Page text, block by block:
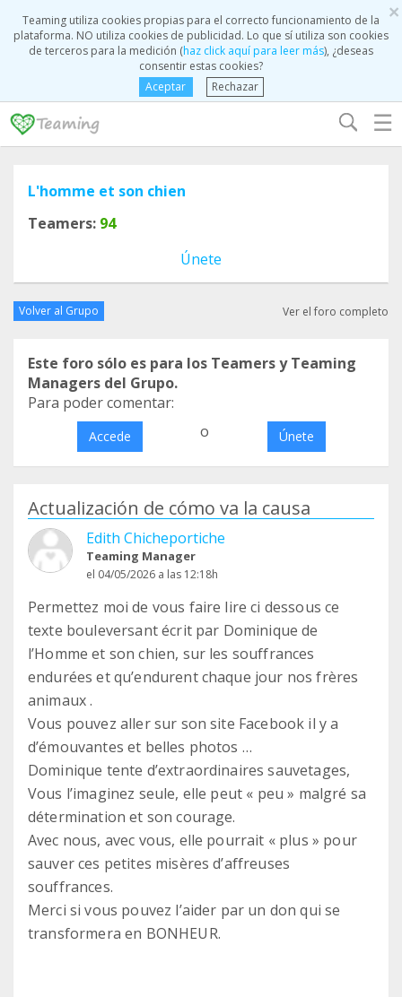
×
Teaming utiliza cookies propias para el correcto funcionamiento de la
plataforma. NO utiliza cookies de publicidad. Lo que sí utiliza son cookies
de terceros para la medición (haz click aquí para leer más), ¿deseas
consentir estas cookies?
Aceptar
Rechazar
☰
L'homme et son chien
Teamers: 94
Únete
Volver al Grupo Ver el foro completo
Este foro sólo es para los Teamers y Teaming
Managers del Grupo.
Para poder comentar:
Accede o Únete
Actualización de cómo va la causa
Edith Chicheportiche
Teaming Manager
el 04/05/2026 a las 12:18h
Permettez moi de vous faire lire ci dessous ce
texte bouleversant écrit par Dominique de
l’Homme et son chien, sur les souffrances
endurées et qu’endurent chaque jour nos frères
animaux .
Vous pouvez aller sur son site Facebook il y a
d’émouvantes et belles photos …
Dominique tente d’extraordinaires sauvetages,
Vous l’imaginez seule, elle peut « peu » malgré sa
détermination et son courage.
Avec nous, avec vous, elle pourrait « plus » pour
sauver ces petites misères d’affreuses
souffrances.
Merci si vous pouvez l’aider par un don qui se
transformera en BONHEUR.